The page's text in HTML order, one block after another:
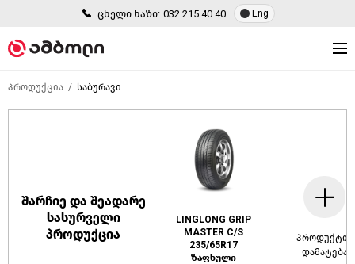
ცხელი ხაზი: 032 215 40 40 Eng
პროდუქცია საბურავი
შარჩიე და შეადარე
სასურველი
პროდუქცია
LINGLONG GRIP
MASTER C/S
235/65R17
ზაფხული
პროდუქტის
დამატება